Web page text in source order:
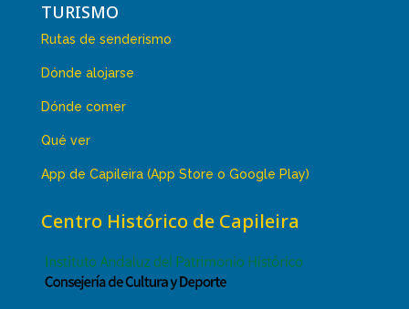
TURISMO
Rutas de senderismo
Dónde alojarse
Dónde comer
Qué ver
App de Capileira (App Store o Google Play)
Centro Histórico de Capileira